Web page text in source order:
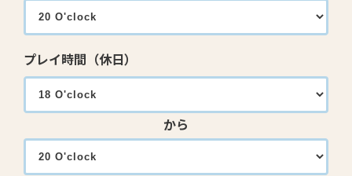
プレイ時間（休日）
から